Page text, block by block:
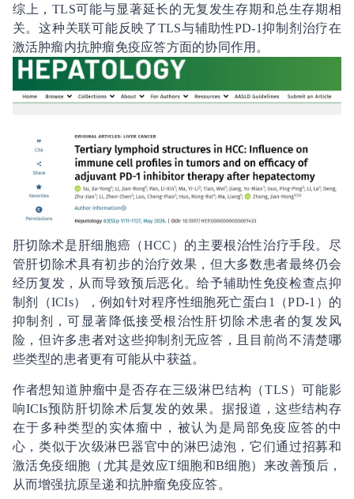
综上，TLS可能与显著延长的无复发生存期和总生存期相
关。这种关联可能反映了TLS与辅助性PD-1抑制剂治疗在
激活肿瘤内抗肿瘤免疫应答方面的协同作用。
肝切除术是肝细胞癌（HCC）的主要根治性治疗手段。尽
管肝切除术具有初步的治疗效果，但大多数患者最终仍会
经历复发，从而导致预后恶化。给予辅助性免疫检查点抑
制剂（ICIs），例如针对程序性细胞死亡蛋白1（PD-1）的
抑制剂，可显著降低接受根治性肝切除术患者的复发风
险，但许多患者对这些抑制剂无应答，且目前尚不清楚哪
些类型的患者更有可能从中获益。
作者想知道肿瘤中是否存在三级淋巴结构（TLS）可能影
响ICIs预防肝切除术后复发的效果。据报道，这些结构存
在于多种类型的实体瘤中，被认为是局部免疫应答的中
心，类似于次级淋巴器官中的淋巴滤泡，它们通过招募和
激活免疫细胞（尤其是效应T细胞和B细胞）来改善预后，
从而增强抗原呈递和抗肿瘤免疫应答。